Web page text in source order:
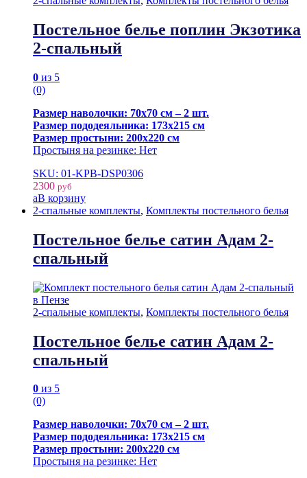
Постельное белье поплин Экзотика
2-спальный
0 из 5
(0)
Размер наволочки: 70х70 см – 2 шт.
Размер пододеяльника: 173х215 см
Размер простыни: 200х220 см
Простыня на резинке: Нет
SKU: 01-KPB-DSP0306
2300 руб
В корзину
2-спальные комплекты, Комплекты постельного белья
Постельное белье сатин Адам 2-
спальный
2-спальные комплекты, Комплекты постельного белья
Постельное белье сатин Адам 2-
спальный
0 из 5
(0)
Размер наволочки: 70х70 см – 2 шт.
Размер пододеяльника: 173х215 см
Размер простыни: 200х220 см
Простыня на резинке: Нет